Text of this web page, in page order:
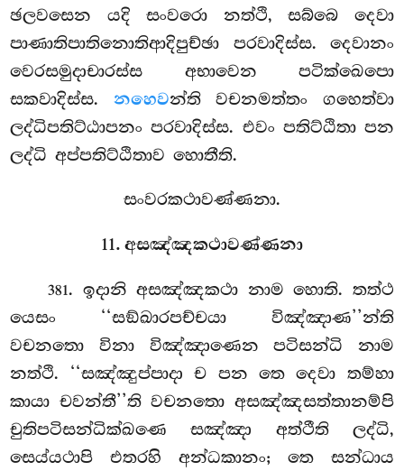
ඡලවසෙන යදි සංවරො නත්ථි, සබ්බෙ දෙවා
පාණාතිපාතිනොතිආදිපුච්ඡා පරවාදිස්ස. දෙවානං
වෙරසමුදාචාරස්ස අභාවෙන පටික්ඛෙපො
සකවාදිස්ස. නහෙවන්ති වචනමත්තං ගහෙත්වා
ලද්ධිපතිට්ඨාපනං පරවාදිස්ස. එවං පතිට්ඨිතා පන
ලද්ධි අප්පතිට්ඨිතාව හොතීති.
සංවරකථාවණ්ණනා.
11. අසඤ්ඤකථාවණ්ණනා
381. ඉදානි අසඤ්ඤකථා නාම හොති. තත්ථ
යෙසං ‘‘සඞ්ඛාරපච්චයා විඤ්ඤාණ’’න්ති
වචනතො විනා විඤ්ඤාණෙන පටිසන්ධි නාම
නත්ථි. ‘‘සඤ්ඤුප්පාදා ච පන තෙ දෙවා තම්හා
කායා චවන්තී’’ති වචනතො අසඤ්ඤසත්තානම්පි
චුතිපටිසන්ධික්ඛණෙ සඤ්ඤා අත්ථීති ලද්ධි,
සෙය්යථාපි එතරහි අන්ධකානං; තෙ සන්ධාය